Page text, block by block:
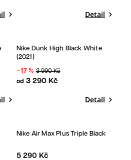
Detail
Sleva
Nike Dunk High Black White
(2021)
–17 % 3 990 Kč
od 3 290 Kč
Detail
Nike Air Max Plus Triple Black
5 290 Kč